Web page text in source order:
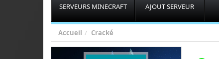
SERVEURS MINECRAFT AJOUT SERVEUR
Accueil Cracké